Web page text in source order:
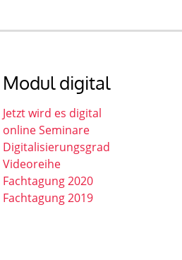
Modul digital
Jetzt wird es digital
online Seminare
Digitalisierungsgrad
Videoreihe
Fachtagung 2020
Fachtagung 2019